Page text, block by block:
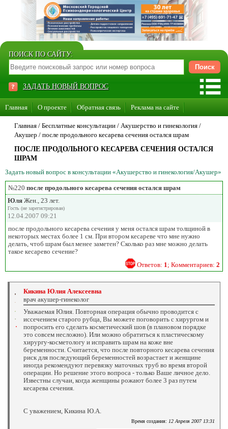
ПОИСК ПО САЙТУ:
ЗАДАТЬ НОВЫЙ ВОПРОС
Главная О проекте Обратная связь Реклама на сайте
Стать консультантом нашего сайта
Главная / Бесплатные консультации / Акушерство и гинекология /
Акушер / после продольного кесарева сечения остался шрам
ПОСЛЕ ПРОДОЛЬНОГО КЕСАРЕВА СЕЧЕНИЯ ОСТАЛСЯ
ШРАМ
Задать новый вопрос в консультации «Акушерство и гинекология/Акушер»
№220 после продольного кесарева сечения остался шрам
Юля Жен., 23 лет.
Гость (не зарегистрирован)
12.04.2007 09:21
после продольного кесарева сечения у меня остался шрам толщиной в
некоторых местах более 1 см. При втором кесареве что мне нужно
делать, чтоб шрам был менее заметен? Сколько раз мне можно делать
такое кесарево сечение?
Ответов: 1 ; Комментариев: 2
Кикина Юлия Алексеевна
врач акушер-гинеколог
Уважаемая Юлия. Повторная операция обычно проводится с
иссечением старого рубца, Вы можете поговорить с хирургом и
попросить его сделать косметический шов (в плановом порядке
это совсем несложно). Или можно обратиться к пластическому
хирургу-косметологу и исправить шрам на коже вне
беременности. Считается, что после повторного кесарева сечения
риск для последующий беременностей возрастает и женщине
иногда рекомендуют перевязку маточных труб во время второй
операции. Но решение этого вопроса - только Ваше личное дело.
Известны случаи, когда женщины рожают более 3 раз путем
кесарева сечения.
С уважением, Кикина Ю.А.
Время создания: 12 Апреля 2007 13:31